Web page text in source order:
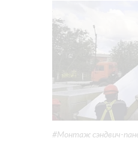
Монтаж сэндвич-